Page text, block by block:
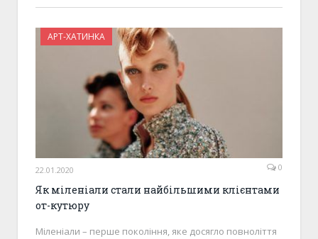
АРТ-ХАТИНКА
22.01.2020 0
Як міленіали стали найбільшими клієнтами
от-кутюру
Міленіали – перше покоління, яке досягло повноліття